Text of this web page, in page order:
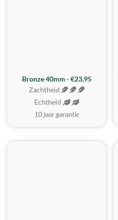
Bronze 40mm - €23,95
Zachtheid
Echtheid
10 jaar garantie